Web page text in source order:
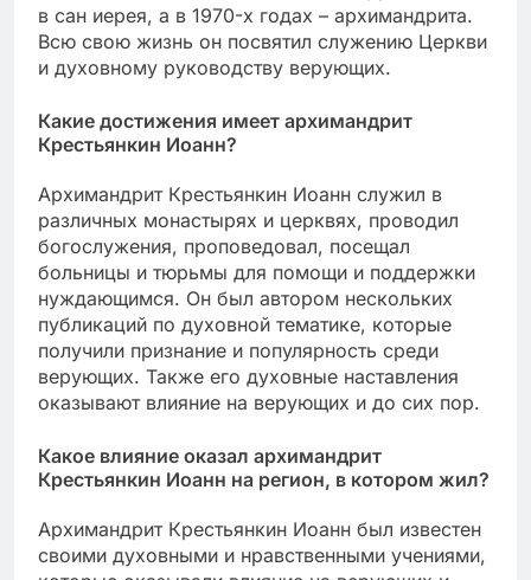
в сан иерея, а в 1970-х годах – архимандрита.
Всю свою жизнь он посвятил служению Церкви
и духовному руководству верующих.
Какие достижения имеет архимандрит
Крестьянкин Иоанн?
Архимандрит Крестьянкин Иоанн служил в
различных монастырях и церквях, проводил
богослужения, проповедовал, посещал
больницы и тюрьмы для помощи и поддержки
нуждающимся. Он был автором нескольких
публикаций по духовной тематике, которые
получили признание и популярность среди
верующих. Также его духовные наставления
оказывают влияние на верующих и до сих пор.
Какое влияние оказал архимандрит
Крестьянкин Иоанн на регион, в котором жил?
Архимандрит Крестьянкин Иоанн был известен
своими духовными и нравственными учениями,